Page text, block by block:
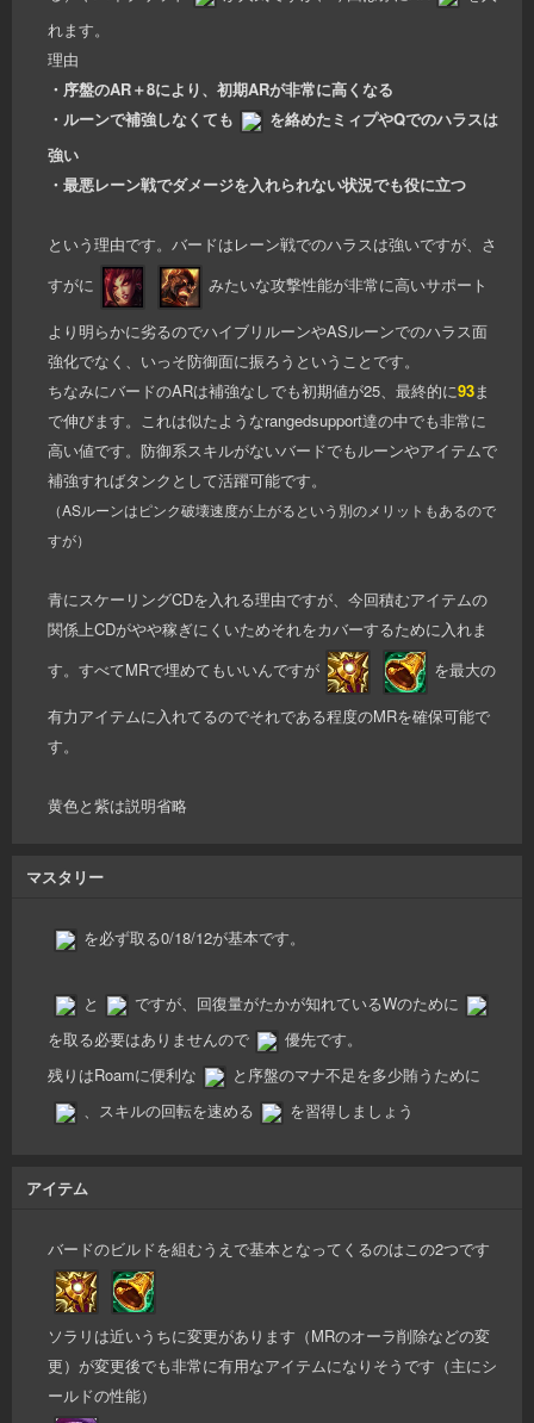
れます。
理由
・序盤のAR＋8により、初期ARが非常に高くなる
・ルーンで補強しなくても
を絡めたミィプやQでのハラスは
強い
・最悪レーン戦でダメージを入れられない状況でも役に立つ
という理由です。バードはレーン戦でのハラスは強いですが、さ
すがに
みたいな攻撃性能が非常に高いサポート
より明らかに劣るのでハイブリルーンやASルーンでのハラス面
強化でなく、いっそ防御面に振ろうということです。
ちなみにバードのARは補強なしでも初期値が25、最終的に93ま
で伸びます。これは似たようなrangedsupport達の中でも非常に
高い値です。防御系スキルがないバードでもルーンやアイテムで
補強すればタンクとして活躍可能です。
（ASルーンはピンク破壊速度が上がるという別のメリットもあるので
すが）
青にスケーリングCDを入れる理由ですが、今回積むアイテムの
関係上CDがやや稼ぎにくいためそれをカバーするために入れま
す。すべてMRで埋めてもいいんですが
を最大の
有力アイテムに入れてるのでそれである程度のMRを確保可能で
す。
黄色と紫は説明省略
マスタリー
を必ず取る0/18/12が基本です。
と
ですが、回復量がたかが知れているWのために
を取る必要はありませんので
優先です。
残りはRoamに便利な
と序盤のマナ不足を多少賄うために
、スキルの回転を速める
を習得しましょう
アイテム
バードのビルドを組むうえで基本となってくるのはこの2つです
ソラリは近いうちに変更があります（MRのオーラ削除などの変
更）が変更後でも非常に有用なアイテムになりそうです（主にシ
ールドの性能）